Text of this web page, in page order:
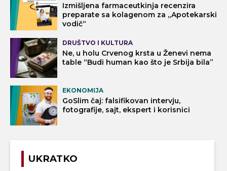
Izmišljena farmaceutkinja recenzira
preparate sa kolagenom za „Apotekarski
vodič“
DRUŠTVO I KULTURA
Ne, u holu Crvenog krsta u Ženevi nema
table “Budi human kao što je Srbija bila”
EKONOMIJA
GoSlim čaj: falsifikovan intervju,
fotografije, sajt, ekspert i korisnici
UKRATKO